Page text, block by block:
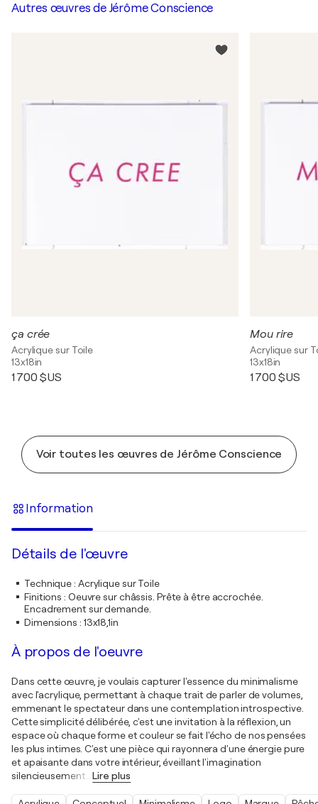
Autres œuvres de Jérôme Conscience
ça crée
Acrylique sur Toile
13x18in
1 700 $US
Mou rire
Acrylique sur
13x18in
1 700 $US
Voir toutes les œuvres de Jérôme Conscience
Information
Détails de l'œuvre
Technique: Acrylique sur Toile
Finitions : Oeuvre sur châssis. Prête à être accrochée.
Encadrement sur demande.
Dimensions : 13x18,1in
À propos de l'oeuvre
Dans cette œuvre, je voulais capturer l'essence du minimalisme
avec l'acrylique, permettant à chaque trait de parler de volumes,
emmenant le spectateur dans une contemplation introspective.
Cette simplicité délibérée, c'est une invitation à la réflexion, un
espace où chaque forme et couleur se fait l'écho de nos pensées
les plus intimes. C'est une pièce qui rayonnera d'une énergie pure
et apaisante dans votre intérieur, éveillant l'imagination
silencieusement
Lire plus